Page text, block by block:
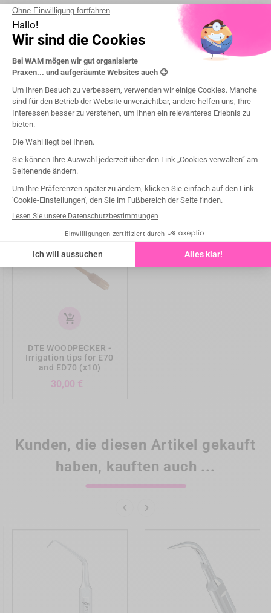
Kompatibilität
SATELEC® / ACTEON ®/ DTE®
Category of procedure Endodontics
Type of procedure Aktivierung der Spülflüssigkeit
Vielleicht gefällt Ihnen auch
 
add_shopping_cart
DTE WOODPECKER -
Irrigation tips for E70
and ED70 (x10)
30,00 €
Kunden, die diesen Artikel gekauft
haben, kauften auch ...
 